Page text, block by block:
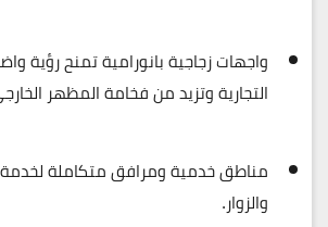
واجهات زجاجية بانوراميةتمنح رؤية
التجارية وتزيد من فخامة المظهر
مناطق خدمية ومرافق متكاملة
والزوار.